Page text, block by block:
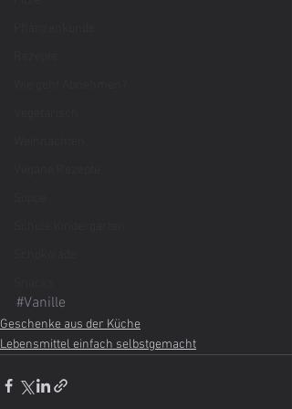
#Vanille
Geschenke aus der Küche
Lebensmittel einfach selbstgemacht